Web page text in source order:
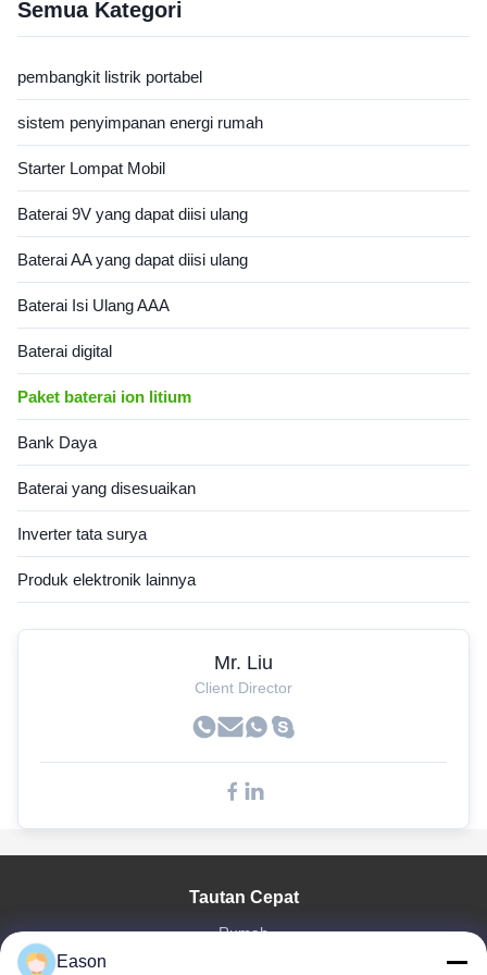
wave) USB Output USB 2-
port: QC3.0 22.5W
PD45W DC Output DC5521 ×
2: 12V5Asmoke Lighter:
Semua Kategori
pembangkit listrik portabel
sistem penyimpanan energi rumah
Starter Lompat Mobil
Baterai 9V yang dapat diisi ulang
Baterai AA yang dapat diisi ulang
Baterai Isi Ulang AAA
Baterai digital
Paket baterai ion litium
Bank Daya
Baterai yang disesuaikan
Inverter tata surya
Produk elektronik lainnya
Mr. Liu
Client Director
Tautan Cepat
Rumah
Eason